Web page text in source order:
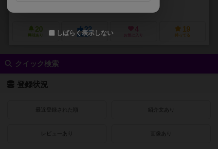
20
興味あり
22
経験あり お気に入り
19
持ってる
クイック検索
登録状況
最近登録された順 紹介文あり
レビューあり 画像あり
しばらく表示しない